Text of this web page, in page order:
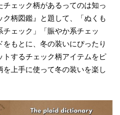
ェック柄があるってのは知っ
柄図鑑』と題して、「ぬくも
チェック」「賑やか系チェッ
もとに、冬の装いにぴったり
トするチェック柄アイテムをピ
上手に使って冬の装いを楽し